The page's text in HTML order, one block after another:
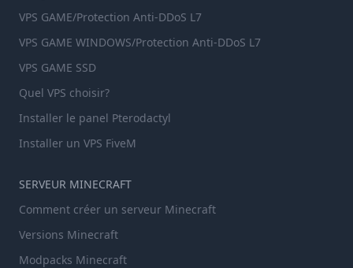
VPS GAME/Protection Anti-DDoS L7
VPS GAME WINDOWS/Protection Anti-DDoS L7
VPS GAME SSD
Quel VPS choisir?
Installer le panel Pterodactyl
Installer un VPS FiveM
SERVEUR MINECRAFT
Comment créer un serveur Minecraft
Versions Minecraft
Modpacks Minecraft